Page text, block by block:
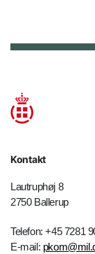
Kontakt
Lautruphøj 8
2750 Ballerup
Telefon: +45 7281
E-mail: